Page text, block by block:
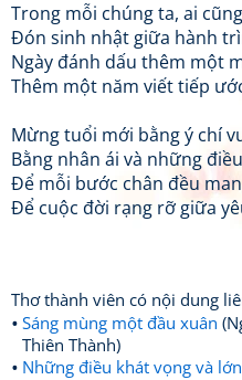
Trong mỗi chúng ta, ai
Đón sinh nhật giữa hành
Ngày đánh dấu thêm một
Thêm một năm viết tiếp
Mừng tuổi mới bằng ý chí
Bằng nhân ái và những
Để mỗi bước chân đều
Để cuộc đời rạng rỡ giữa
Thơ thành viên có nội dung
Sáng mùng một đầu xuân
Thiên Thành)
Những điều khát vọng và